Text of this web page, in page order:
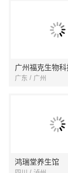
广州福克生物科
广东 / 广州
鸿瑞堂养生馆